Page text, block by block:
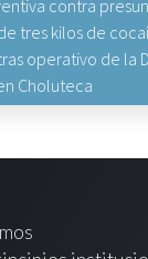
contra
tres kilos de
operativo de la
Choluteca